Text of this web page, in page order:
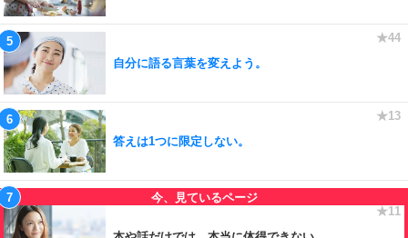
自分に語る言葉を変えよう。
答えは1つに限定しない。